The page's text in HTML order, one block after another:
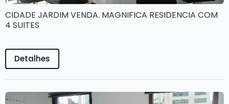
CIDADE JARDIM VENDA. MAGNIFICA RESIDENCIA COM
4 SUITES
Detalhes